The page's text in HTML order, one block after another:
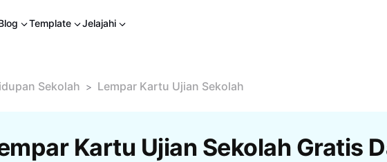
Template Jelajahi
Sekolah > Lempar Kartu Ujian Sekolah